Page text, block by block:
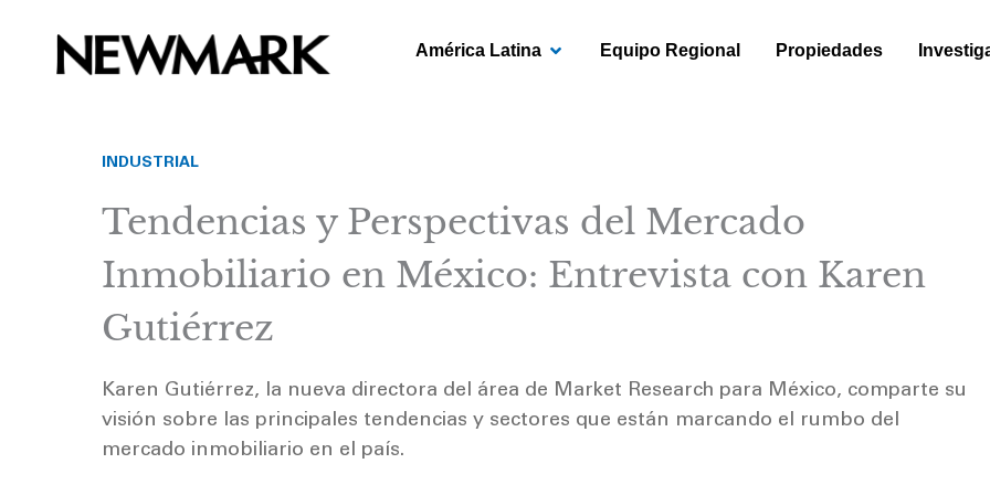
content
América Latina OPEN AMÉRICA LATINA
Equipo Regional Propiedades
INDUSTRIAL
Tendencias y Perspectivas del Mercado
Inmobiliario en México: Entrevista con Karen
Gutiérrez
Karen Gutiérrez, la nueva directora del área de Market Research para México, comparte su
visión sobre las principales tendencias y sectores que están marcando el rumbo del
mercado inmobiliario en el país.